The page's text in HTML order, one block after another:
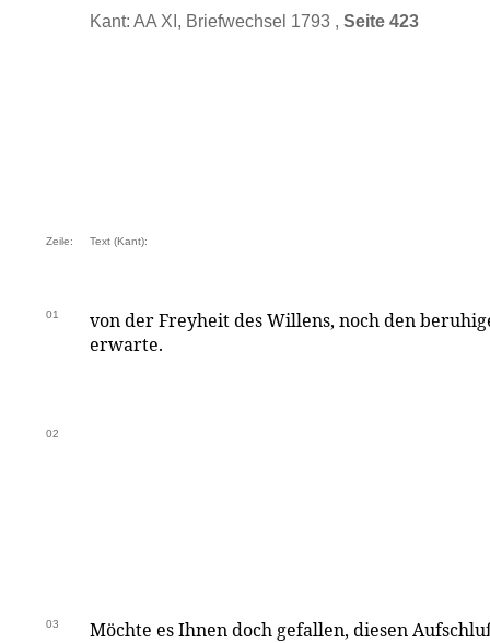
Kant: AA XI, Briefwechsel 1793 , Seite 423
Zeile: Text (Kant):
01
von der Freyheit des Willens, noch den
erwarte.
02
03 Möchte es Ihnen doch gefallen, diesen